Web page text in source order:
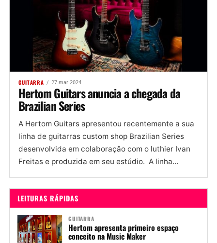
GUITARRA 27 mar 2024
Hertom Guitars anuncia a chegada da
Brazilian Series
A Hertom Guitars apresentou recentemente a sua
linha de guitarras custom shop Brazilian Series
desenvolvida em colaboração com o luthier Ivan
Freitas e produzida em seu estúdio. A linha
LEITURAS RÁPIDAS
GUITARRA
Hertom apresenta primeiro espaço
conceito na Music Maker